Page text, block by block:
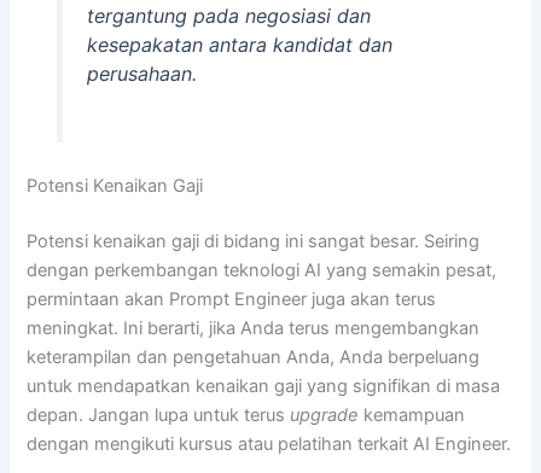
tergantung pada negosiasi dan
kesepakatan antara kandidat dan
perusahaan.
Potensi Kenaikan Gaji
Potensi kenaikan gaji di bidang ini sangat besar. Seiring
dengan perkembangan teknologi AI yang semakin pesat,
permintaan akan Prompt Engineer juga akan terus
meningkat. Ini berarti, jika Anda terus mengembangkan
keterampilan dan pengetahuan Anda, Anda berpeluang
untuk mendapatkan kenaikan gaji yang signifikan di masa
depan. Jangan lupa untuk terus upgrade kemampuan
dengan mengikuti kursus atau pelatihan terkait AI Engineer.